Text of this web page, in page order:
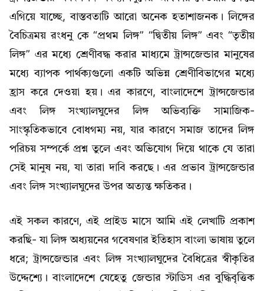
এগিয়ে যাচ্ছে, বাস্তবতাটি আরো অনেক হতাশাজনক। লিঙ্গের
বৈচিত্রময় রংধনু কে “প্রথম লিঙ্গ” “দ্বিতীয় লিঙ্গ” এবং “তৃতীয়
লিঙ্গ” এর মধ্যে শ্রেণীবদ্ধ করার মাধ্যমে ট্রান্সজেন্ডার মানুষের
মধ্যে ব্যাপক পার্থক্যগুলো একটি অভিন্ন শ্রেণীবিভাগের মধ্যে
হ্রাস করে দেওয়া হয়। এর কারণে, বাংলাদেশে ট্রান্সজেন্ডার
এবং লিঙ্গ সংখ্যালঘুদের লিঙ্গ অভিব্যক্তি সামাজিক-
সাংস্কৃতিকভাবে বোধগম্য নয়, যার কারণে সমাজ তাদের লিঙ্গ
পরিচয় সম্পর্কে প্রশ্ন তুলে এবং অভিযোগ দিয়ে থাকে যে তারা
সেই মানুষ নয়, যা তারা দাবি করছে। এর প্রভাব ট্রান্সজেন্ডার
এবং লিঙ্গ সংখ্যালঘুদের উপর অত্যন্ত ক্ষতিকর।
এই সকল কারণে, এই প্রাইড মাসে আমি এই লেখাটি প্রকাশ
করছি- যা লিঙ্গ অধ্যয়নের গবেষণার ইতিহাস বাংলা ভাষায় তুলে
ধরে; ট্রান্সজেন্ডার এবং লিঙ্গ সংখ্যালঘুদের বৈধিত্রের স্বীকৃতির
উদ্দেশ্যে। বাংলাদেশে যেহেতু জেন্ডার স্টাডিস এর বুদ্ধিবৃত্তিক